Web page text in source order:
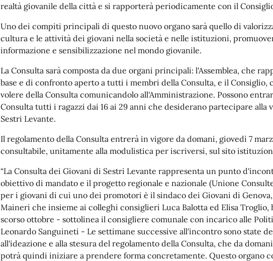
realtà giovanile della città e si rapporterà periodicamente con il
Uno dei compiti principali di questo nuovo organo sarà quello di
cultura e le attività dei giovani nella società e nelle istituzioni,
informazione e sensibilizzazione nel mondo giovanile.
La Consulta sarà composta da due organi principali: l'Assemblea, che
base e di confronto aperto a tutti i membri della Consulta, e il Consiglio,
volere della Consulta comunicandolo all'Amministrazione. Possono
Consulta tutti i ragazzi dai 16 ai 29 anni che desiderano partecipare alla
Sestri Levante.
Il regolamento della Consulta entrerà in vigore da domani, giovedì 7
consultabile, unitamente alla modulistica per iscriversi, sul sito
“La Consulta dei Giovani di Sestri Levante rappresenta un punto
obiettivo di mandato e il progetto regionale e nazionale (Unione
per i giovani di cui uno dei promotori è il sindaco dei Giovani di
Maineri che insieme ai colleghi consiglieri Luca Balotta ed Elisa
scorso ottobre - sottolinea il consigliere comunale con incarico alle
Leonardo Sanguineti - Le settimane successive all'incontro sono state
all'ideazione e alla stesura del regolamento della Consulta, che da
potrà quindi iniziare a prendere forma concretamente. Questo organo